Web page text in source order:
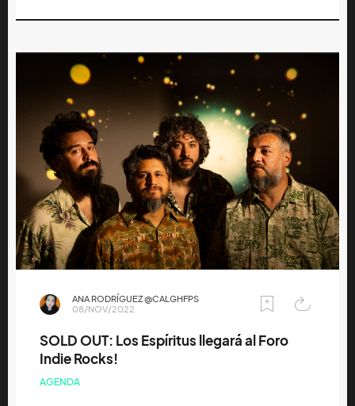
ANA RODRÍGUEZ @CALGHFPS
08/NOV/2022
SOLD OUT: Los Espíritus llegará al Foro
Indie Rocks!
AGENDA